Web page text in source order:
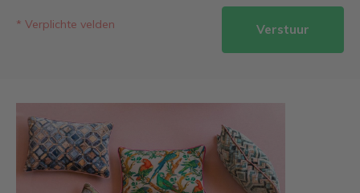
* Verplichte velden Verstuur